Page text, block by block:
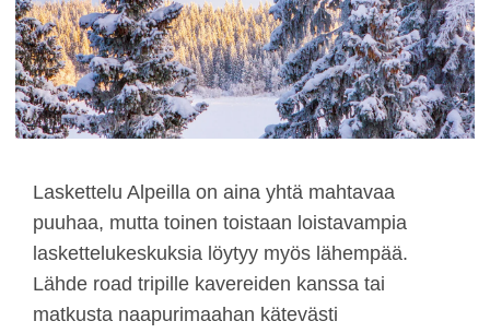
Laskettelu Alpeilla on aina yhtä mahtavaa
puuhaa, mutta toinen toistaan loistavampia
laskettelukeskuksia löytyy myös lähempää.
Lähde road tripille kavereiden kanssa tai
matkusta naapurimaahan kätevästi